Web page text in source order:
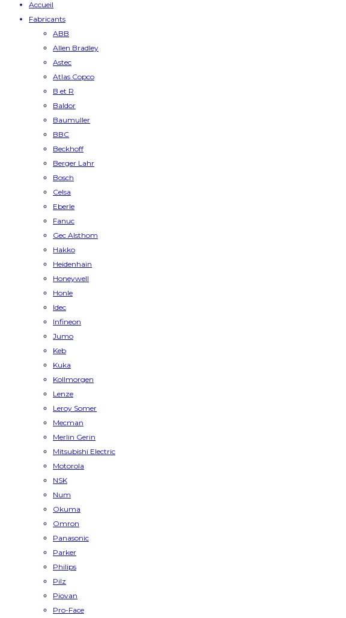
Accueil
Fabricants
ABB
Allen Bradley
Astec
Atlas Copco
B et R
Baldor
Baumuller
BBC
Beckhoff
Berger Lahr
Bosch
Celsa
Eberle
Fanuc
Gec Alsthom
Hakko
Heidenhain
Honeywell
Honle
Idec
Infineon
Jumo
Keb
Kuka
Kollmorgen
Lenze
Leroy Somer
Mecman
Merlin Gerin
Mitsubishi Electric
Motorola
NSK
Num
Okuma
Omron
Panasonic
Parker
Philips
Pilz
Piovan
Pro-Face